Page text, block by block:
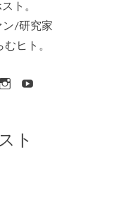
ト。
ン/研究家
ヒト。
ト